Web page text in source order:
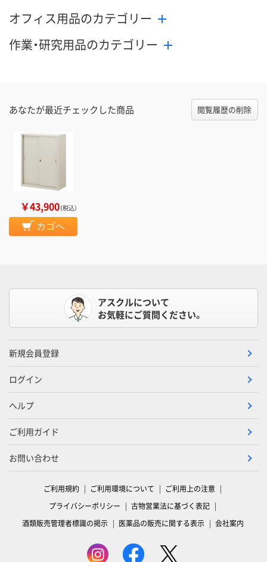
オフィス用品のカテゴリー
作業・研究用品のカテゴリー
あなたが最近チェックした商品 閲覧履歴の削除
￥43,900（税込）
カゴへ
アスクルについて
お気軽にご質問ください。
新規会員登録
ログイン
ヘルプ
ご利用ガイド
お問い合わせ
ご利用規約 ご利用環境について
ご利用上の注意
プライバシーポリシー
古物営業法に基づく表記
酒類販売管理者標識の掲示
医薬品の販売に関する表示 会社案内